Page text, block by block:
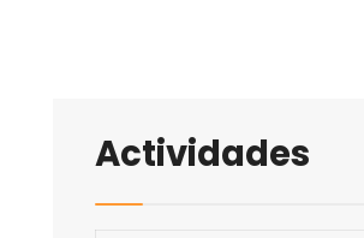
Actividades